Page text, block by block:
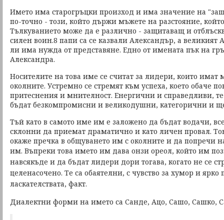
Името има старогръцки произход и има значение на
по-точно - този, който държи мъжете на разстояние,
Тълкуванието може да е различно - защитаващ и
силен воин.8 папи са се казвали Александър, а великият
ли има нужда от представяне. Едно от имената пък на
Александра.
Носителите на това име се считат за лидери, които
околните. Устремно се стремят към успеха, което обаче
притеснения и мнителност. Енергични и справедливи,
бъдат безкомпромисни и великодушни, категорични и
Тъй като в самото име им е заложено да бъдат водачи,
склонни да приемат драматично и като личен провал.
окаже пречка в общуването им с околните и да попречи
им. Въпреки това името им дава онзи ореол, който им
навсякъде и да бъдат лидери дори тогава, когато не се
целенасочено. Те са обаятелни, с чувство за хумор и ярко
ласкателствата, факт.
Диалектни форми на името са Санде, Ацо, Сашо, Сашко,